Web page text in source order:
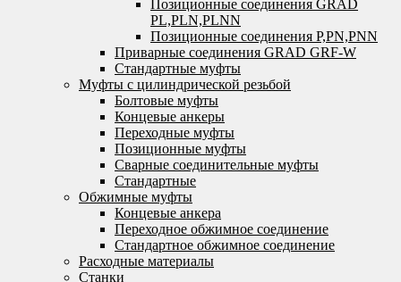
Позиционные соединения GRAD
PL,PLN,PLNN
Позиционные соединения P,PN,PNN
Приварные соединения GRAD GRF-W
Стандартные муфты
Муфты с цилиндрической резьбой
Болтовые муфты
Концевые анкеры
Переходные муфты
Позиционные муфты
Сварные соединительные муфты
Стандартные
Обжимные муфты
Концевые анкера
Переходное обжимное соединение
Стандартное обжимное соединение
Расходные материалы
Станки